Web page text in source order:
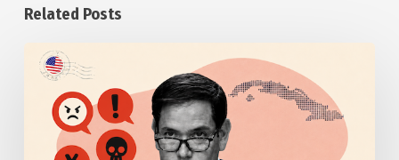
Related Posts
Anuncia
Estados
Unidos
medidas